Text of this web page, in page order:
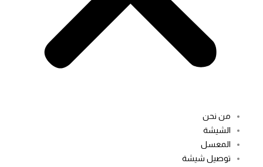
من نحن
الشيشة
المعسل
توصيل شيشة